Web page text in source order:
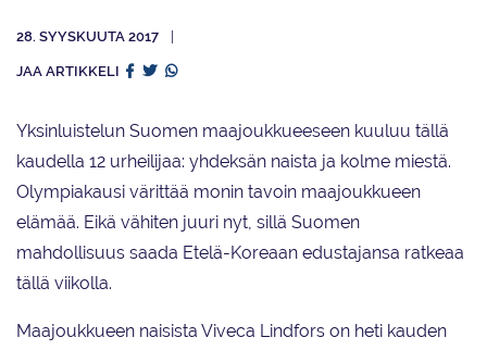
28. SYYSKUUTA 2017
JAA ARTIKKELI
Yksinluistelun Suomen maajoukkueeseen kuuluu tällä
kaudella 12 urheilijaa: yhdeksän naista ja kolme miestä.
Olympiakausi värittää monin tavoin maajoukkueen
elämää. Eikä vähiten juuri nyt, sillä Suomen
mahdollisuus saada Etelä-Koreaan edustajansa ratkeaa
tällä viikolla.
Maajoukkueen naisista Viveca Lindfors on heti kauden